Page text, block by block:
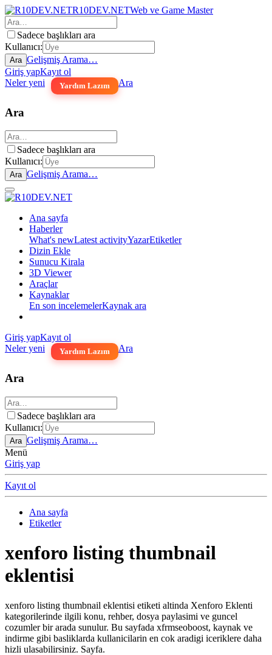
R10DEV.NETWeb ve Game Master
Sadece başlıkları ara
Kullanıcı:
Ara Gelişmiş Arama…
Giriş yapKayıt ol
Neler yeni
Yardım Lazım Ara
Ara
Sadece başlıkları ara
Kullanıcı:
Ara Gelişmiş Arama…
Ana sayfa
Haberler
What's newLatest activityYazarEtiketler
Dizin Ekle
Sunucu Kirala
3D Viewer
Araçlar
Kaynaklar
En son incelemelerKaynak ara
Giriş yapKayıt ol
Neler yeni
Yardım Lazım Ara
Ara
Sadece başlıkları ara
Kullanıcı:
Ara Gelişmiş Arama…
Menü
Giriş yap
Kayıt ol
Ana sayfa
Etiketler
xenforo listing thumbnail
eklentisi
xenforo listing thumbnail eklentisi etiketi altinda Xenforo Eklenti
kategorilerinde ilgili konu, rehber, dosya paylasimi ve guncel
cozumler bir arada sunulur. Bu sayfada xfrmseoboost, kaynak ve
indirme gibi basliklarda kullanicilarin en cok aradigi iceriklere daha
hizli ulasabilirsiniz. Sayfa.